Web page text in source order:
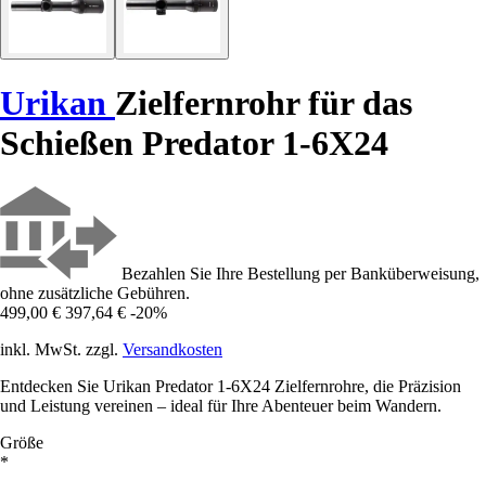
Urikan Zielfernrohr für das
Schießen Predator 1-6X24
Bezahlen Sie Ihre Bestellung per Banküberweisung,
ohne zusätzliche Gebühren.
499,00 € 397,64 € -20%
inkl. MwSt. zzgl. Versandkosten
Entdecken Sie Urikan Predator 1-6X24 Zielfernrohre, die Präzision
und Leistung vereinen – ideal für Ihre Abenteuer beim Wandern.
Größe
*